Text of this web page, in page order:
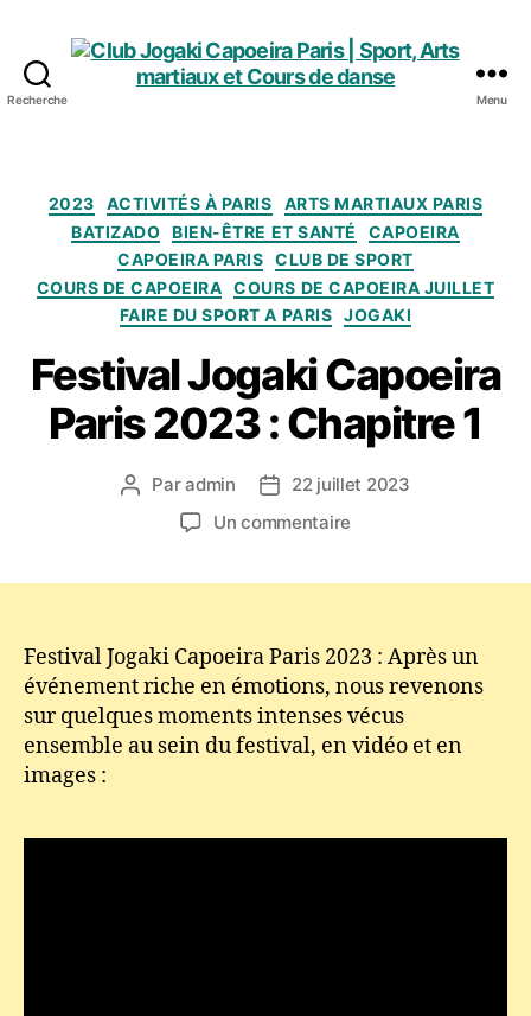
Recherche
Paris
|
Sport,
Arts
martiaux
et
Cours
de
danse
Menu
Catégories
2023 ACTIVITÉS À PARIS
ARTS MARTIAUX PARIS
BATIZADO
BIEN-ÊTRE ET SANTÉ
CAPOEIRA
CAPOEIRA PARIS
CLUB DE SPORT
COURS DE CAPOEIRA
COURS DE CAPOEIRA JUILLET
FAIRE DU SPORT A PARIS JOGAKI
Festival Jogaki Capoeira
Paris 2023 : Chapitre 1
Auteur
l’article
Paradmin
Date22 juillet 2023
Un commentaire
2023
:
Chapitre
1
Festival Jogaki Capoeira Paris 2023 : Après un
événement riche en émotions, nous revenons
sur quelques moments intenses vécus
ensemble au sein du festival, en vidéo et en
images :